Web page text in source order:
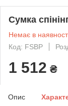
Сумка
Немає в
Код: FSBP
1 512 ₴
Опис